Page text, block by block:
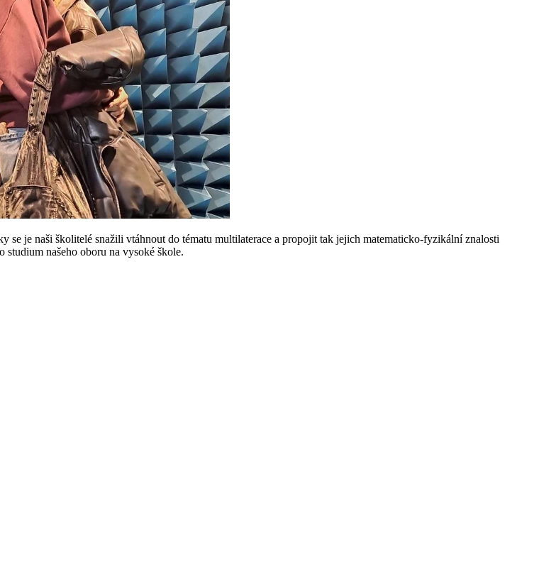
se je naši školitelé snažili vtáhnout do tématu multilaterace a propojit tak jejich matematicko-fyzikální znalosti
našeho oboru na vysoké škole.